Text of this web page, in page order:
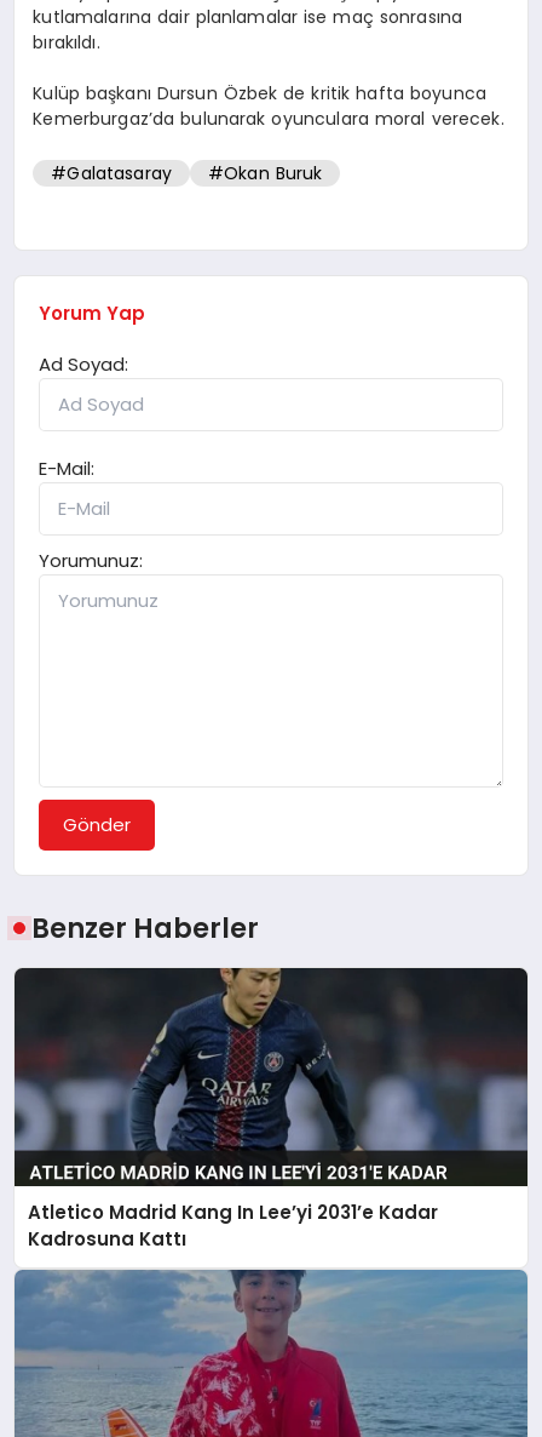
kutlamalarına dair planlamalar ise maç sonrasına
bırakıldı.
Kulüp başkanı Dursun Özbek de kritik hafta boyunca
Kemerburgaz’da bulunarak oyunculara moral verecek.
#Galatasaray #Okan Buruk
Yorum Yap
Ad Soyad:
E-Mail:
Yorumunuz:
Gönder
Benzer Haberler
Atletico Madrid Kang In Lee’yi 2031’e Kadar
Kadrosuna Kattı